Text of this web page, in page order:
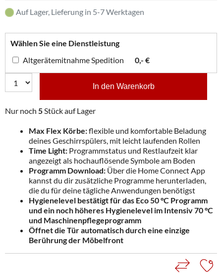
Auf Lager, Lieferung in 5-7 Werktagen
Wählen Sie eine Dienstleistung
Altgerätemitnahme Spedition
0,- €
In den Warenkorb
Nur noch 5Stück auf Lager
Max Flex Körbe:flexible und komfortable Beladung
deines Geschirrspülers, mit leicht laufenden Rollen
Time Light: Programmstatus und Restlaufzeit klar
angezeigt als hochauflösende Symbole am Boden
Programm Download: Über die Home Connect App
kannst du dir zusätzliche Programme herunterladen,
die du für deine tägliche Anwendungen benötigst
Hygienelevel bestätigt für das Eco 50 °C Programm
und ein noch höheres Hygienelevel im Intensiv 70 °C
und Maschinenpflegeprogramm
Öffnet die Tür automatisch durch eine einzige
Berührung der Möbelfront